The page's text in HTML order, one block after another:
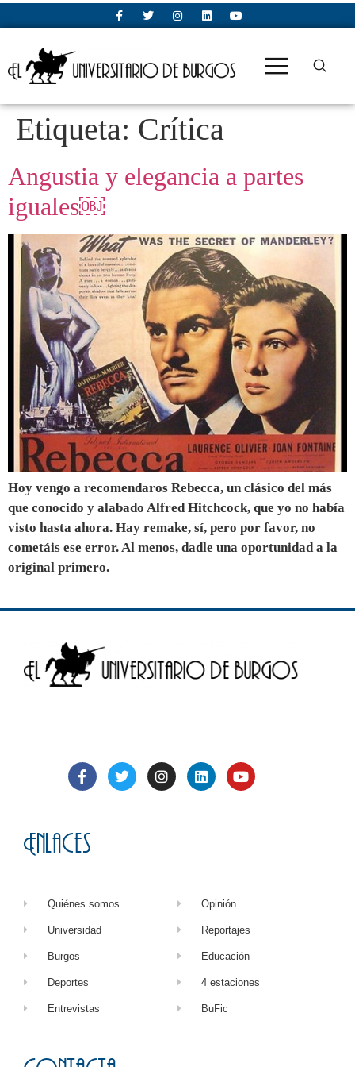
Etiqueta: Crítica
Angustia y elegancia a partes
iguales￼
Hoy vengo a recomendaros Rebecca, un clásico del más
que conocido y alabado Alfred Hitchcock, que yo no había
visto hasta ahora. Hay remake, sí, pero por favor, no
cometáis ese error. Al menos, dadle una oportunidad a la
original primero.
Enlaces
Quiénes somos
Universidad
Burgos
Deportes
Entrevistas
Opinión
Reportajes
Educación
4 estaciones
BuFic